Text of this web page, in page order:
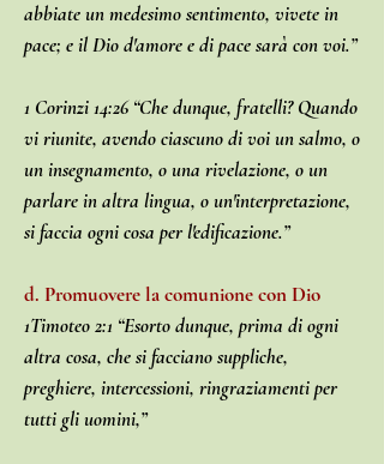
abbiate un medesimo sentimento, vivete in
pace; e il Dio d'amore e di pace sarà con voi.”
1 Corinzi 14:26 “Che dunque, fratelli? Quando
vi riunite, avendo ciascuno di voi un salmo, o
un insegnamento, o una rivelazione, o un
parlare in altra lingua, o un'interpretazione,
si faccia ogni cosa per l'edificazione.”
d. Promuovere la comunione con Dio
1Timoteo 2:1 “Esorto dunque, prima di ogni
altra cosa, che si facciano suppliche,
preghiere, intercessioni, ringraziamenti per
tutti gli uomini,”